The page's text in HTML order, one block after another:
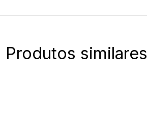
Produtos similares